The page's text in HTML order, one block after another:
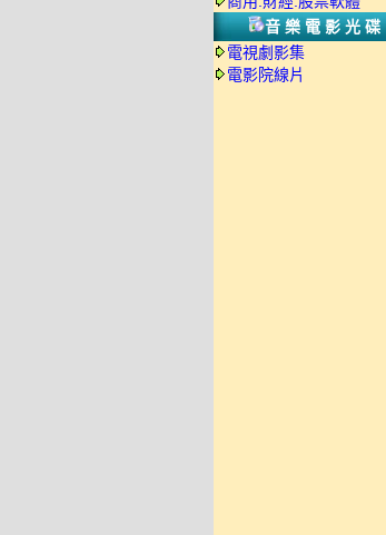
音樂電影光碟
電視劇影集
電影院線片